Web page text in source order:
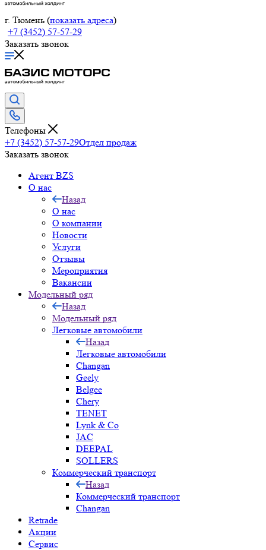
г. Тюмень (показать адреса)
+7 (3452) 57-57-29
Заказать звонок
Телефоны
+7 (3452) 57-57-29Отдел продаж
Заказать звонок
Агент BZS
О нас
Назад
О нас
О компании
Новости
Услуги
Отзывы
Мероприятия
Вакансии
Модельный ряд
Назад
Модельный ряд
Легковые автомобили
Назад
Легковые автомобили
Changan
Geely
Belgee
Chery
TENET
Lynk & Co
JAC
DEEPAL
SOLLERS
Коммерческий транспорт
Назад
Коммерческий транспорт
Changan
Retrade
Акции
Сервис